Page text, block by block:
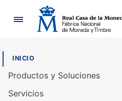
Navegación
INICIO
Productos y Soluciones
Servicios